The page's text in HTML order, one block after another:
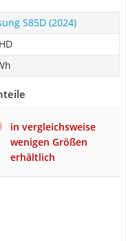
S85D (2024)
in vergleichsweise
wenigen Größen
erhältlich